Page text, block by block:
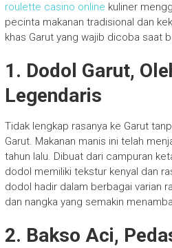
roulette casino online kuliner
pecinta makanan tradisional dan
khas Garut yang wajib dicoba saat
1. Dodol Garut,
Legendaris
Tidak lengkap rasanya ke Garut
Garut. Makanan manis ini telah
tahun lalu. Dibuat dari campuran
dodol memiliki tekstur kenyal dan
dodol hadir dalam berbagai varian
dan nangka yang semakin
2. Bakso Aci,